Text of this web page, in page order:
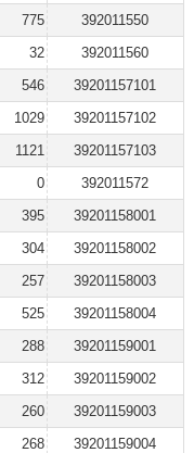
775
392011550
32
392011560
546
39201157101
1029
39201157102
1121
39201157103
0
392011572
395
39201158001
304
39201158002
257
39201158003
525
39201158004
288
39201159001
312
39201159002
260
39201159003
268
39201159004